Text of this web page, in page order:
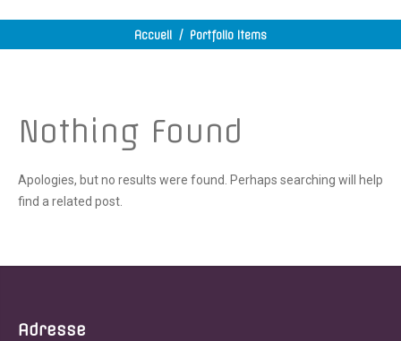
Accueil / Portfolio Items
Nothing Found
Apologies, but no results were found. Perhaps searching will help
find a related post.
Adresse